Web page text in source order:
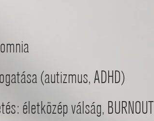
(autizmus, ADHD)
életközép válság, BURNOUT